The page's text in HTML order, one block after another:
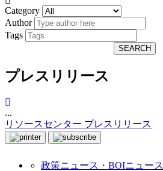
Category
Author
Tags
SEARCH
プレスリリース
...
リソースセンター プレスリリース
政策ニュース・BOIニュース